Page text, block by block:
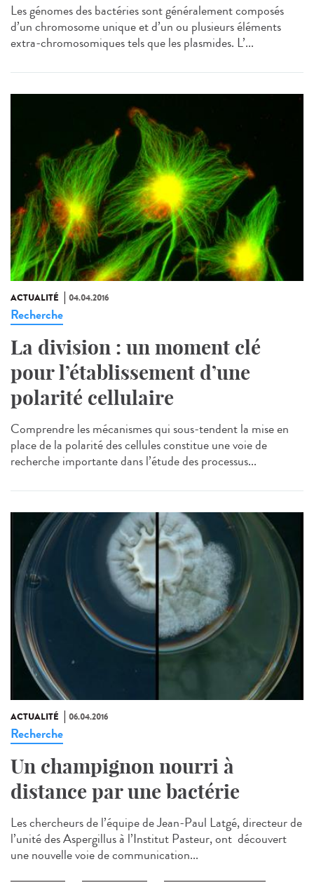
Les génomes des bactéries sont généralement composés
d’un chromosome unique et d’un ou plusieurs éléments
extra-chromosomiques tels que les plasmides. L’...
ACTUALITÉ 04.04.2016
Recherche
La division : un moment clé
pour l’établissement d’une
polarité cellulaire
Comprendre les mécanismes qui sous-tendent la mise en
place de la polarité des cellules constitue une voie de
recherche importante dans l’étude des processus...
ACTUALITÉ 06.04.2016
Recherche
Un champignon nourri à
distance par une bactérie
Les chercheurs de l’équipe de Jean-Paul Latgé, directeur de
l’unité des Aspergillus à l’Institut Pasteur, ont découvert
une nouvelle voie de communication...